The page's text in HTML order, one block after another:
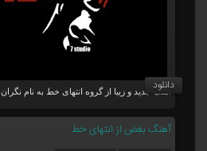
آهنگ جدید و زیبا از گروه انتهای خط به نام نگران
دانلود
آهنگ بغض از انتهای خط